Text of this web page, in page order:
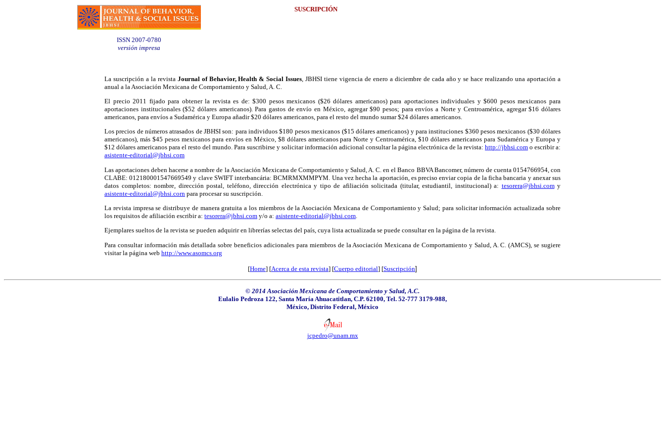
ISSN 2007-0780
versión impresa
SUSCRIPCIÓN
La suscripción a la revista Journal of Behavior, Health & Social Issues , JBHSI tiene vigencia de enero a diciembre de cada año y se hace realizando una aportación a
anual a la Asociación Mexicana de Comportamiento y Salud, A. C.
El precio 2011 fijado para obtener la revista es de: $300 pesos mexicanos ($26 dólares americanos) para aportaciones individuales y $600 pesos mexicanos para
aportaciones institucionales ($52 dólares americanos). Para gastos de envío en México, agregar $90 pesos; para envíos a Norte y Centroamérica, agregar $16 dólares
americanos, para envíos a Sudamérica y Europa añadir $20 dólares americanos, para el resto del mundo sumar $24 dólares americanos.
Los precios de números atrasados de JBHSI son: para individuos $180 pesos mexicanos ($15 dólares americanos) y para instituciones $360 pesos mexicanos ($30 dólares
americanos), más $45 pesos mexicanos para envíos en México, $8 dólares americanos para Norte y Centroamérica, $10 dólares americanos para Sudamérica y Europa y
$12 dólares americanos para el resto del mundo. Para suscribirse y solicitar información adicional consultar la página electrónica de la revista: http://jbhsi.com o escribir a:
asistente-editorial@jbhsi.com
Las aportaciones deben hacerse a nombre de la Asociación Mexicana de Comportamiento y Salud, A. C. en el Banco BBVA Bancomer, número de cuenta 0154766954, con
CLABE: 012180001547669549 y clave SWIFT interbancária: BCMRMXMMPYM. Una vez hecha la aportación, es preciso enviar copia de la ficha bancaria y anexar sus
datos completos: nombre, dirección postal, teléfono, dirección electrónica y tipo de afiliación solicitada (titular, estudiantil, institucional) a: tesorera@jbhsi.comy
asistente-editorial@jbhsi.corn para procesar su suscripción.
La revista impresa se distribuye de manera gratuita a los miembros de la Asociación Mexicana de Comportamiento y Salud; para solicitar información actualizada sobre
los requisitos de afiliación escribir a: tesorera@jbhsi.com y/o a: asistente-editorial@jbhsi.com
Ejemplares sueltos de la revista se pueden adquirir en librerías selectas del país, cuya lista actualizada se puede consultar en la página de la revista.
Para consultar información más detallada sobre beneficios adicionales para miembros de la Asociación Mexicana de Comportamiento y Salud, A. C. (AMCS), se sugiere
visitar la página web http://www.asomcs.org
[Home] [Acerca de esta revista] [Cuerpo editorial] [Suscripción]
© 2014 Asociación Mexicana de Comportamiento y Salud, A.C.
Eulalio Pedroza 122, Santa María Ahuacatitlan, C.P. 62100, Tel. 52-777 3179-988,
México, Distrito Federal, México
jcpedro@unam.mx